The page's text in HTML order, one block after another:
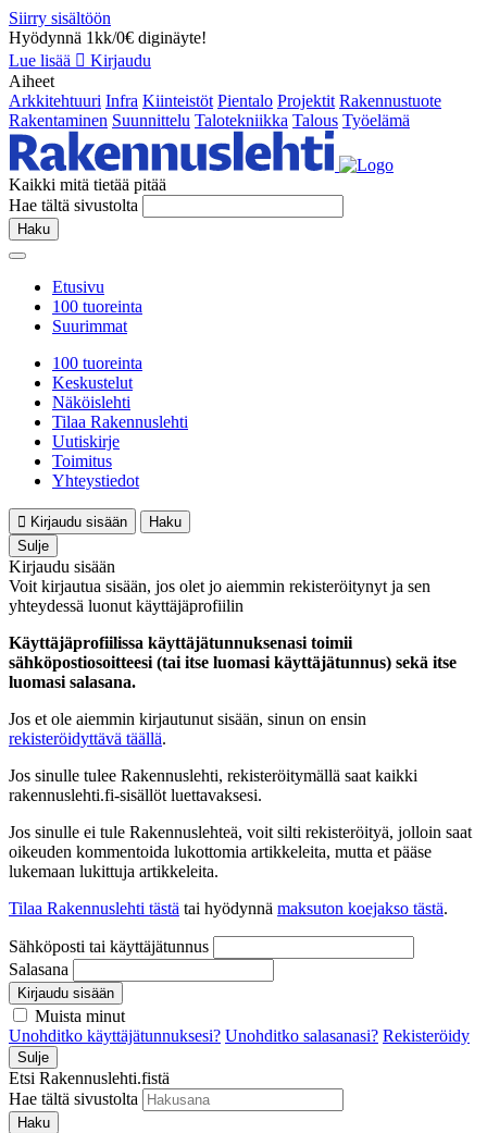
Siirry sisältöön
Hyödynnä 1kk/0€ diginäyte!
Lue lisää
Kirjaudu
Aiheet
Arkkitehtuuri Infra Kiinteistöt Pientalo Projektit Rakennustuote
Rakentaminen Suunnittelu Talotekniikka Talous Työelämä
Kaikki mitä tietää pitää
Hae tältä sivustolta
Haku
Etusivu
100 tuoreinta
Suurimmat
100 tuoreinta
Keskustelut
Näköislehti
Tilaa Rakennuslehti
Uutiskirje
Toimitus
Yhteystiedot
Kirjaudu sisään
Haku
Sulje
Kirjaudu sisään
Voit kirjautua sisään, jos olet jo aiemmin rekisteröitynyt ja sen
yhteydessä luonut käyttäjäprofiilin
Käyttäjäprofiilissa käyttäjätunnuksenasi toimii
sähköpostiosoitteesi (tai itse luomasi käyttäjätunnus) sekä itse
luomasi salasana.
Jos et ole aiemmin kirjautunut sisään, sinun on ensin
rekisteröidyttävä täällä.
Jos sinulle tulee Rakennuslehti, rekisteröitymällä saat kaikki
rakennuslehti.fi-sisällöt luettavaksesi.
Jos sinulle ei tule Rakennuslehteä, voit silti rekisteröityä, jolloin saat
oikeuden kommentoida lukottomia artikkeleita, mutta et pääse
lukemaan lukittuja artikkeleita.
Tilaa Rakennuslehti tästä tai hyödynnä maksuton koejakso tästä.
Sähköposti tai käyttäjätunnus
Salasana
Kirjaudu sisään
Muista minut
Unohditko käyttäjätunnuksesi? Unohditko salasanasi? Rekisteröidy
Sulje
Etsi Rakennuslehti.fistä
Hae tältä sivustolta
Haku